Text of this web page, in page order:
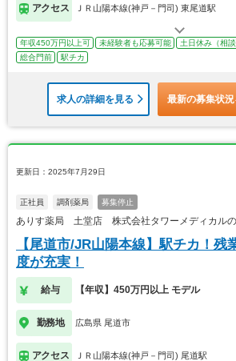
アクセス ＪＲ山陽本線(神戸－門司) 東尾道駅
年収450万円以上可 未経験者も応募可能 土日休み（相談
総合門前
駅チカ
求人の詳細を見る 最新の募集状
更新日：2025年7月29日
正社員 調剤薬局 募集停止
ありす薬局 土堂店 株式会社タワーメディカルの
【尾道市/JR山陽本線】駅チカ！残
度が充実！
給与 【年収】450万円以上 モデル
勤務地 広島県 尾道市
アクセス ＪＲ山陽本線(神戸－門司) 尾道駅